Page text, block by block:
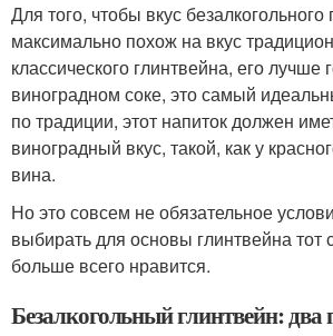
Для того, чтобы вкус
максимально похож на вкус
классического глинтвейна, его лучше
виноградном соке, это самый
по традиции, этот напиток должен
виноградный вкус, такой, как у
вина.
Но это совсем не обязательное
выбирать для основы глинтвейна тот
больше всего нравится.
Безалкогольный глинтвейн: два